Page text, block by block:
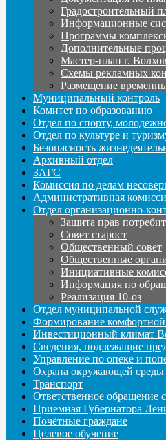
Градостроительный
Информационные
Программы
Дополнительные
Мастер-план г. Волхов
Схемы рекламных
Размещение
Муниципальный контроль
Комитет по образованию
Отдел по спорту,
Отдел по культуре и
Безопасность
Архивный отдел
ЗАГС
Комиссия по делам
Административная
Отдел организационно-
Защита прав
Совет старост
Общественный совет
Общественные
Инициативные
Информация по
Реализация 10-оз
Отдел муниципальной
Формирование комфортной
Инвестиционный климат
Сведения, подлежащие
Управление по опеке и
Охрана окружающей среды
Транспорт
Ответственное обращение
Приемная Губернатора
Почётные граждане
Целевое обучение